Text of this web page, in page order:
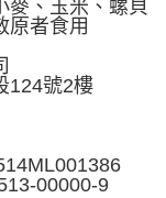
麥、玉米、螺貝
原者食用
124號2樓
00000-9